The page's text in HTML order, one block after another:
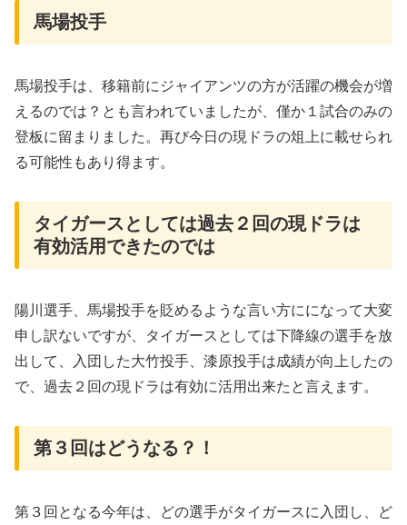
馬場投手
馬場投手は、移籍前にジャイアンツの方が活躍の機会が増
えるのでは？とも言われていましたが、僅か１試合のみの
登板に留まりました。再び今日の現ドラの俎上に載せられ
る可能性もあり得ます。
タイガースとしては過去２回の現ドラは
有効活用できたのでは
陽川選手、馬場投手を貶めるような言い方にになって大変
申し訳ないですが、タイガースとしては下降線の選手を放
出して、入団した大竹投手、漆原投手は成績が向上したの
で、過去２回の現ドラは有効に活用出来たと言えます。
第３回はどうなる？！
第３回となる今年は、どの選手がタイガースに入団し、ど